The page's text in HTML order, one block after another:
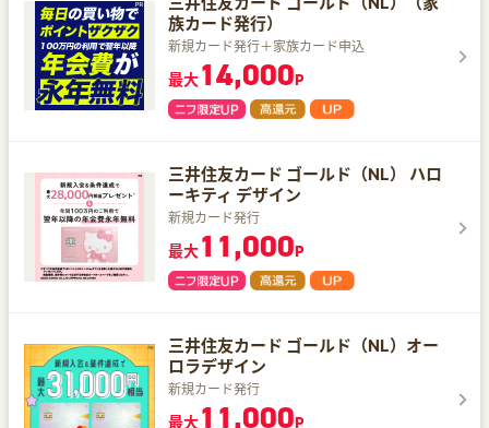
族カード発行）
新規カード発行＋家族カード申込
最大14,000P
三井住友カード ゴールド（NL） ハロ
ーキティ デザイン
新規カード発行
最大11,000P
三井住友カード ゴールド（NL）オー
ロラデザイン
新規カード発行
最大11,000P